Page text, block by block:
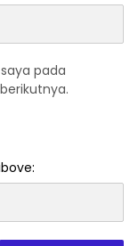
pada